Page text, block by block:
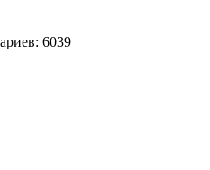
6039